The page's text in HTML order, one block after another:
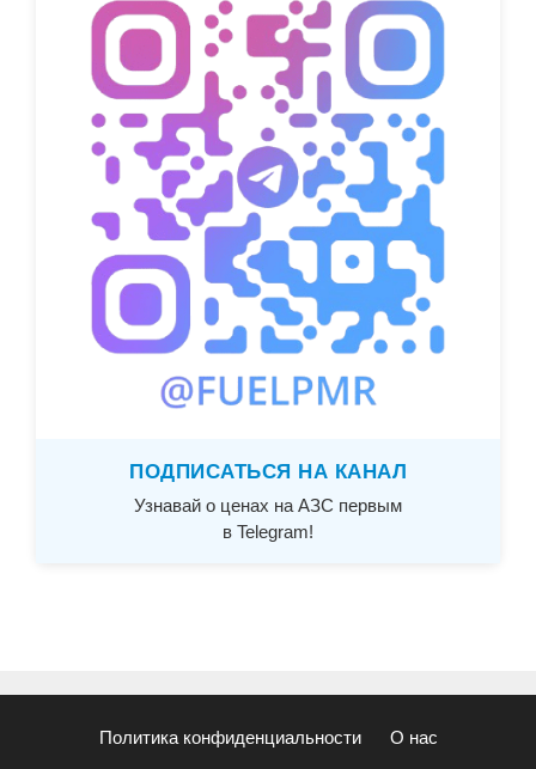
ПОДПИСАТЬСЯ НА КАНАЛ
Узнавай о ценах на АЗС первым
в Telegram!
Политика конфиденциальности О нас